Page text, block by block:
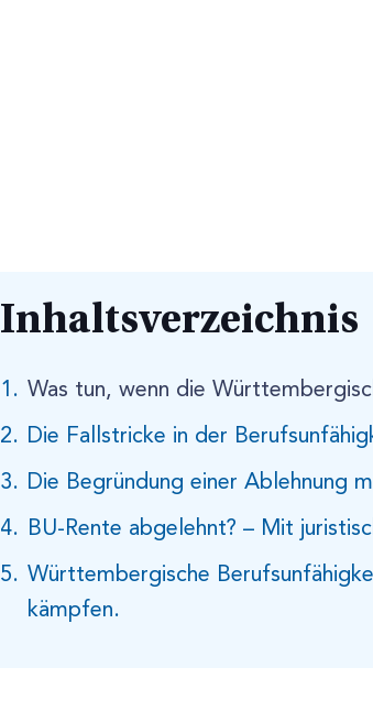
Inhaltsverzeichnis
Was tun, wenn die
Die Fallstricke in der
Die Begründung einer Ablehnung
BU-Rente abgelehnt? – Mit
Württembergische
kämpfen.